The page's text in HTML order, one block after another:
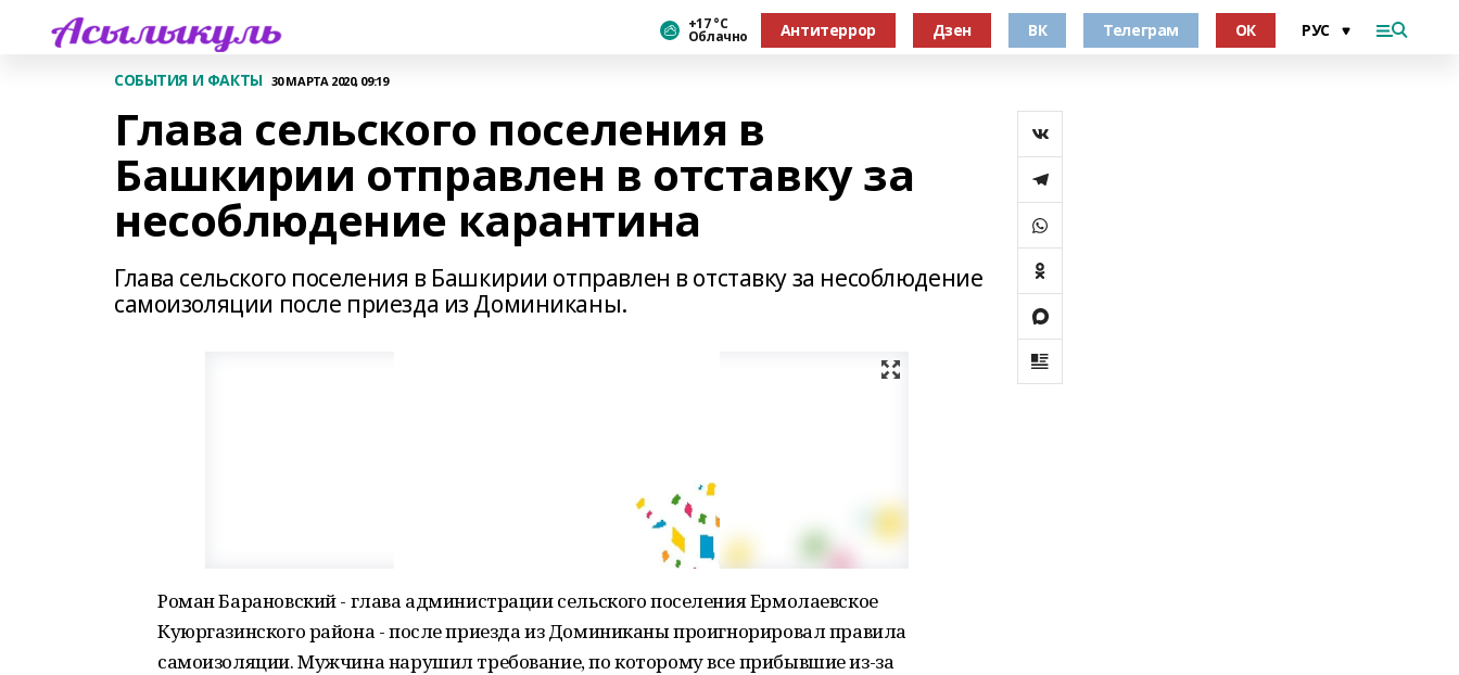
+17 °С
Облачно Антитеррор Дзен ВК Телеграм ОК
СОБЫТИЯ И ФАКТЫ 30 МАРТА 2020, 09:19
Глава сельского поселения в
Башкирии отправлен в отставку за
несоблюдение карантина
Глава сельского поселения в Башкирии отправлен в отставку за несоблюдение
самоизоляции после приезда из Доминиканы.
Роман Барановский - глава администрации сельского поселения Ермолаевское
Куюргазинского района - после приезда из Доминиканы проигнорировал правила
самоизоляции. Мужчина нарушил требование, по которому все прибывшие из-за